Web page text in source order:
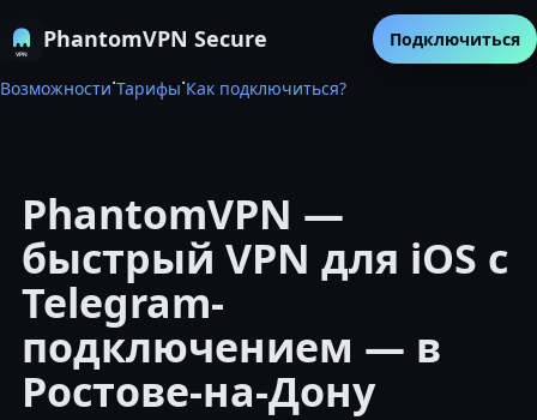
PhantomVPN Secure
Возможности·Тарифы·Как подключиться?
Подключиться
PhantomVPN —
быстрый VPN для iOS с
Telegram-
подключением — в
Ростове-на-Дону